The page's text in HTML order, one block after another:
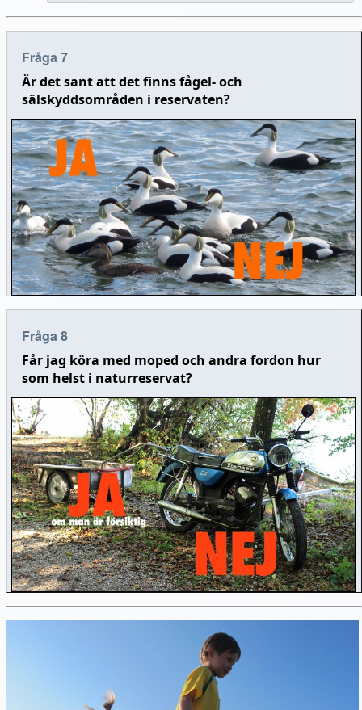
Fråga 7
Är det sant att det finns fågel- och
sälskyddsområden i reservaten?
Fråga 8
Får jag köra med moped och andra fordon hur
som helst i naturreservat?